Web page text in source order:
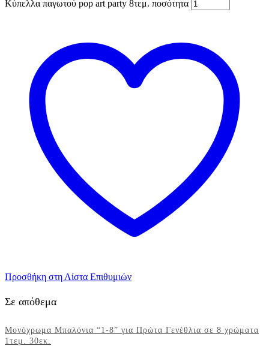
Κύπελλα παγωτού pop art party 8τεμ. ποσότητα
Προσθήκη στη Λίστα Επιθυμιών
Σε απόθεμα
Μονόχρωμα Μπαλόνια “1-8” για Πρώτα Γενέθλια σε 8 χρώματα
1τεμ. 30εκ.